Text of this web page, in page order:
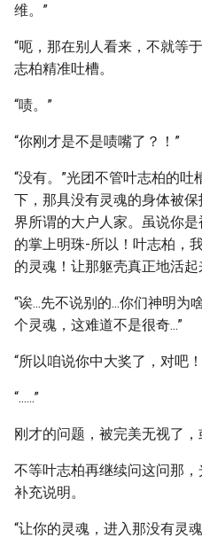
维。”
“呃，那在别人看来，不就等
志柏精准吐槽。
“啧。”
“你刚才是不是啧嘴了？！”
“没有。”光团不管叶志柏的吐
下，那具没有灵魂的身体被
界所谓的大户人家。虽说你
的掌上明珠-所以！叶志柏，
的灵魂！让那躯壳真正地活起
“诶...先不说别的...你们神明
个灵魂，这难道不是很奇...”
“所以咱说你中大奖了，对吧
“......”
刚才的问题，被完美无视了，
不等叶志柏再继续问这问那
补充说明。
“让你的灵魂，进入那没有灵